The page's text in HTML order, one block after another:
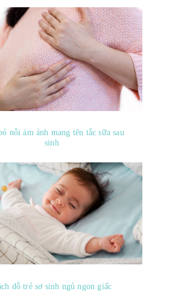
nỗi ám ảnh mang tên tắc sữa sau
sinh
dỗ trẻ sơ sinh ngủ ngon giấc